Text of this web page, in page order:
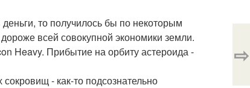
то получилось бы по некоторым
всей совокупной экономики земли.
Heavy. Прибытие на орбиту астероида -
- как-то подсознательно
⇨